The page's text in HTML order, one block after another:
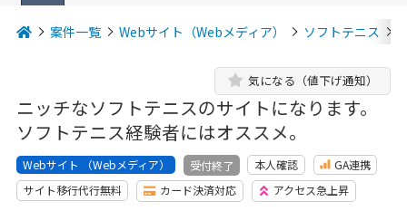
案件一覧 Webサイト（Webメディア） ソフトテニス
ニッチなソフトテニスのサイトになります。
ソフトテニス経験者にはオススメ。
気になる（値下げ通知）
Webサイト （Webメディア） 受付終了 本人確認
GA連携
サイト移行代行無料
カード決済対応 アクセス急上昇